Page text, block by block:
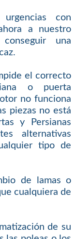
con
a nuestro
una
el correcto
o puerta
no funciona
piezas no está
y Persianas
alternativas
tipo de
de lamas o
cualquiera de
de su